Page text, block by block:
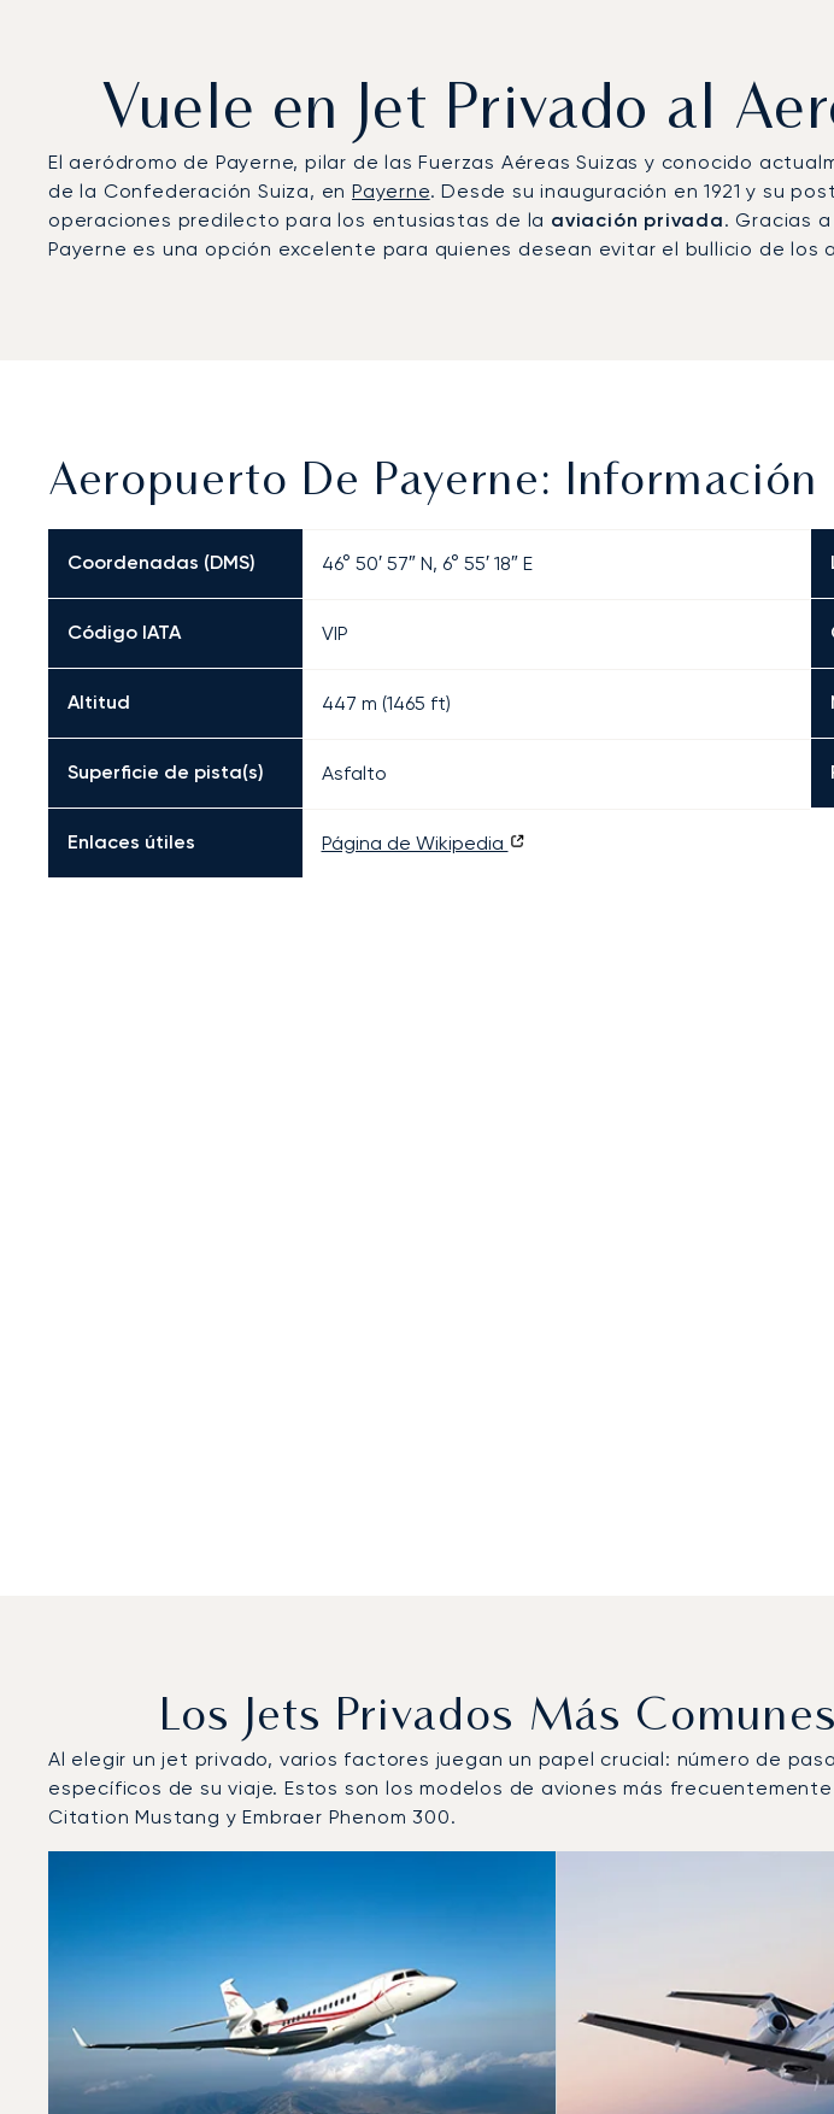
Vuele en Jet Privado al
El aeródromo de Payerne, pilar de las Fuerzas Aéreas Suizas y conocido
de la Confederación Suiza, enPayerne. Desde su inauguración en 1921 y su
operaciones predilecto para los entusiastas de la aviación privada. Gracias
Payerne es una opción excelente para quienes desean evitar el bullicio de los
Aeropuerto De Payerne: Información
Coordenadas (DMS) 46° 50′ 57″ N, 6° 55′ 18″ E
Código IATA VIP
Altitud 447 m (1465 ft)
Superficie de pista(s) Asfalto
Enlaces útiles Página de Wikipedia
Los Jets Privados Más
Al elegir un jet privado, varios factores juegan un papel crucial: número de
específicos de su viaje. Estos son los modelos de aviones más
Citation Mustang y Embraer Phenom 300.